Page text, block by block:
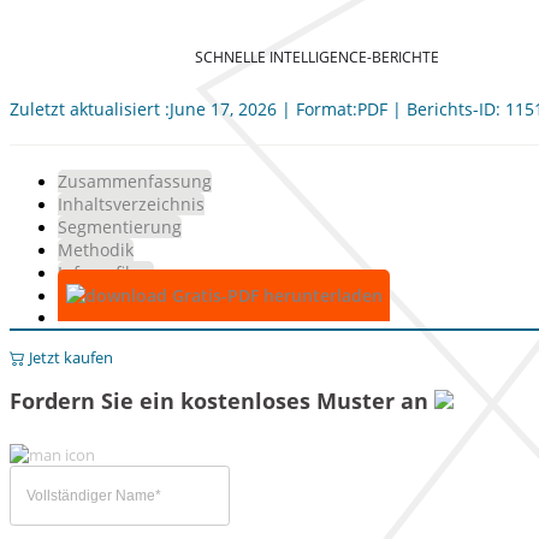
SCHNELLE INTELLIGENCE-BERICHTE
Zuletzt aktualisiert :June 17, 2026 | Format:PDF | Berichts-ID:
Zusammenfassung
Inhaltsverzeichnis
Segmentierung
Methodik
Infografiken
Gratis-PDF herunterladen
Jetzt kaufen
Fordern Sie ein kostenloses Muster an